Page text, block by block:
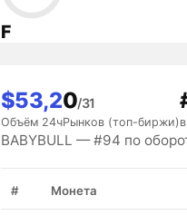
F
$53,2
Объём 24ч
0/31
Рынков (топ-биржи)
BABYBULL — #94 по
# Монета